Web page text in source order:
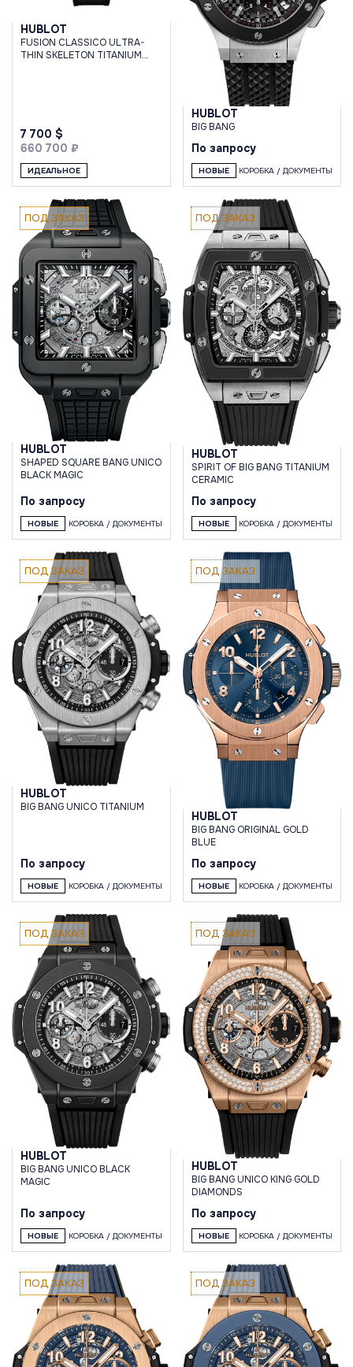
HUBLOT
FUSION CLASSICO ULTRA-
THIN SKELETON TITANIUM
7 700 $
660 700 ₽
ИДЕАЛЬНОЕ
HUBLOT
BIG BANG
По запросу
НОВЫЕ КОРОБКА / ДОКУМЕНТЫ
ПОД ЗАКАЗ
HUBLOT
SHAPED SQUARE BANG UNICO
BLACK MAGIC
По запросу
НОВЫЕ КОРОБКА / ДОКУМЕНТЫ
ПОД ЗАКАЗ
HUBLOT
SPIRIT OF BIG BANG TITANIUM
CERAMIC
По запросу
НОВЫЕ КОРОБКА / ДОКУМЕНТЫ
ПОД ЗАКАЗ
HUBLOT
BIG BANG UNICO TITANIUM
По запросу
НОВЫЕ КОРОБКА / ДОКУМЕНТЫ
ПОД ЗАКАЗ
HUBLOT
BIG BANG ORIGINAL GOLD
BLUE
По запросу
НОВЫЕ КОРОБКА / ДОКУМЕНТЫ
ПОД ЗАКАЗ
HUBLOT
BIG BANG UNICO BLACK
MAGIC
По запросу
НОВЫЕ КОРОБКА / ДОКУМЕНТЫ
ПОД ЗАКАЗ
HUBLOT
BIG BANG UNICO KING GOLD
DIAMONDS
По запросу
НОВЫЕ КОРОБКА / ДОКУМЕНТЫ
ПОД ЗАКАЗ ПОД ЗАКАЗ